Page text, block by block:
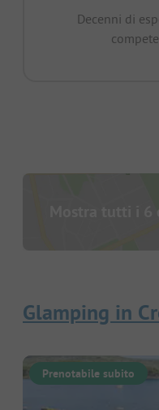
Decenni di
Mostra tutti i 6
Glamping in
Prenotabile subito